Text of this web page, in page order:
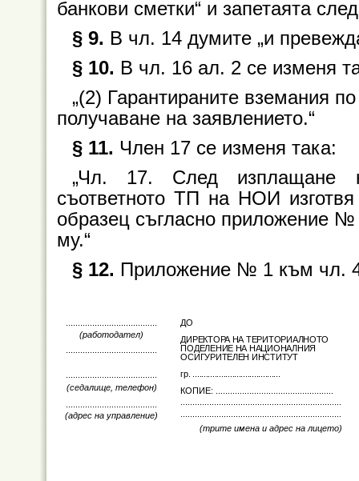
банкови сметки“ и запетаята
§ 9. В чл. 14 думите „и
§ 10. В чл. 16 ал. 2 се изменя
„(2) Гарантираните вземания
получаване на заявлението.“
§ 11. Член 17 се изменя така:
„Чл. 17. След изплащане
съответното ТП на НОИ
образец съгласно приложение №
му.“
§ 12. Приложение № 1 към чл.
ДО
ДИРЕКТОРА НА ТЕРИТОРИАЛНОТО
ПОДЕЛЕНИЕ НА НАЦИОНАЛНИЯ
ОСИГУРИТЕЛЕН ИНСТИТУТ
гр. ........................................
КОПИЕ: .................................................
(работодател)
(седалище, телефон)
(адрес на управление)
(трите имена и адрес на лицето)